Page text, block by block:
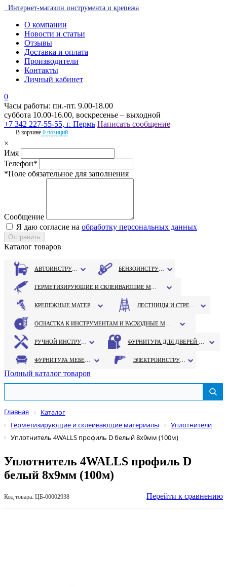
Интернет-магазин инструмента и крепежа
О компании
Новости и статьи
Отзывы
Доставка и оплата
Производители
Контакты
Личный кабинет
0
Часы работы: пн.-пт. 9.00-18.00
суббота 10.00-16.00, воскресенье – выходной
+7 342 227-55-55, г. Пермь Написать сообщение
В корзине 0 позиций
×
Имя
Телефон*
*Поле обязательное для заполнения
Сообщение
Я даю согласие на обработку персональных данных
Каталог товаров
Полный каталог товаров
Главная
Каталог
Герметизирующие и склеивающие материалы
Уплотнители
Уплотнитель 4WALLS профиль D белый 8х9мм (100м)
Уплотнитель 4WALLS профиль D
белый 8х9мм (100м)
Код товара: ЦБ-00002938 Перейти к сравнению